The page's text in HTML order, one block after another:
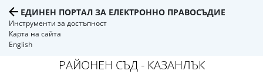
ЕДИНЕН ПОРТАЛ ЗА ЕЛЕКТРОННО ПРАВОСЪДИЕ
Инструменти за достъпност
Карта на сайта
English
РАЙОНЕН СЪД - КАЗАНЛЪК